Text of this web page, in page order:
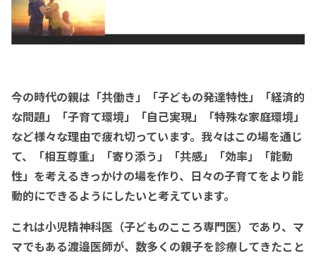
今の時代の親は「共働き」「子どもの発達特性」「経済的
な問題」「子育て環境」「自己実現」「特殊な家庭環境」
など様々な理由で疲れ切っています。我々はこの場を通じ
て、「相互尊重」「寄り添う」「共感」「効率」「能動
性」を考えるきっかけの場を作り、日々の子育てをより能
動的にできるようにしたいと考えています。
これは小児精神科医（子どものこころ専門医）であり、マ
マでもある渡邉医師が、 数多くの親子を診療してきたこと